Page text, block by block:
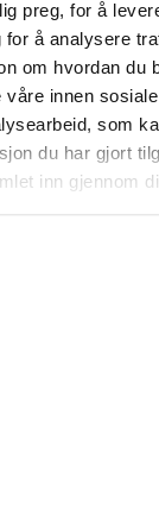
preg, for å
for å analysere
om hvordan du
innen
som
du har gjort
inn gjennom
grunnkurs inne
til sammen.
–
ansvar for
komfortabel
behersker
klatre enkle